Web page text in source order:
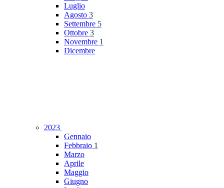
Luglio
Agosto 3
Settembre 5
Ottobre 3
Novembre 1
Dicembre
2023
Gennaio
Febbraio 1
Marzo
Aprile
Maggio
Giugno